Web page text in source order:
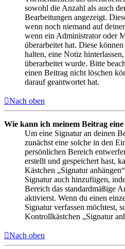
sowohl die Anzahl als auch
Bearbeitungen angezeigt.
wenn noch niemand auf
wenn ein Administrator oder
überarbeitet hat. Diese
halten, eine Notiz
überarbeitet wurde. Bitte
einen Beitrag nicht löschen
darauf geantwortet hat.
Nach oben
Wie kann ich meinem Beitrag
Um eine Signatur an deinen
zunächst eine solche in den
persönlichen Bereich
erstellt und gespeichert hast,
Kästchen „Signatur
Signatur auch hinzufügen,
Bereich das standardmäßige
aktivierst. Wenn du einen
Signatur verfassen möchtest,
Kontrollkästchen „Signatur
Nach oben